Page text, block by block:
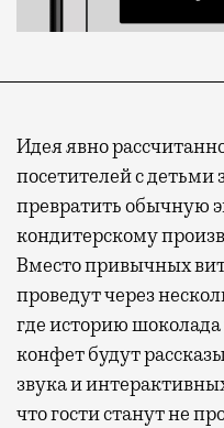
Идея явно
посетителей с детьми
превратить обычную
кондитерскому
Вместо привычных
проведут через
где историю
конфет будут
звука и
что гости станут не